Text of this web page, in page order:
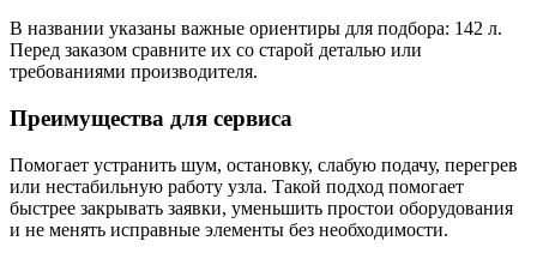
В названии указаны важные ориентиры для подбора: 142 л.
Перед заказом сравните их со старой деталью или
требованиями производителя.
Преимущества для сервиса
Помогает устранить шум, остановку, слабую подачу, перегрев
или нестабильную работу узла. Такой подход помогает
быстрее закрывать заявки, уменьшить простои оборудования
и не менять исправные элементы без необходимости.